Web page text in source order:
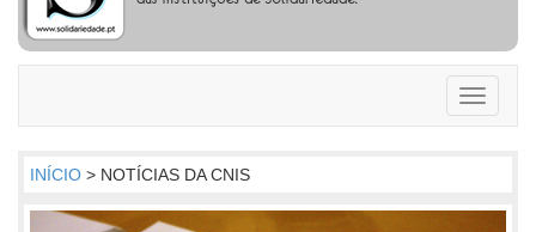
Toggle
INÍCIO > NOTÍCIAS DA CNIS